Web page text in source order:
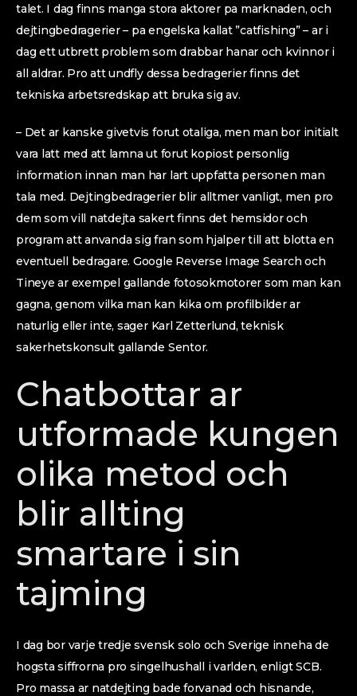
talet. I dag finns manga stora aktorer pa marknaden, och
dejtingbedragerier – pa engelska kallat ”catfishing” – ar i
dag ett utbrett problem som drabbar hanar och kvinnor i
all aldrar. Pro att undfly dessa bedragerier finns det
tekniska arbetsredskap att bruka sig av.
– Det ar kanske givetvis forut otaliga, men man bor initialt
vara latt med att lamna ut forut kopiost personlig
information innan man har lart uppfatta personen man
tala med. Dejtingbedragerier blir alltmer vanligt, men pro
dem som vill natdejta sakert finns det hemsidor och
program att anvanda sig fran som hjalper till att blotta en
eventuell bedragare. Google Reverse Image Search och
Tineye ar exempel gallande fotosokmotorer som man kan
gagna, genom vilka man kan kika om profilbilder ar
naturlig eller inte, sager Karl Zetterlund, teknisk
sakerhetskonsult gallande Sentor.
Chatbottar ar
utformade kungen
olika metod och
blir allting
smartare i sin
tajming
I dag bor varje tredje svensk solo och Sverige inneha de
hogsta siffrorna pro singelhushall i varlden, enligt SCB.
Pro massa ar natdejting bade forvanad och hisnande,